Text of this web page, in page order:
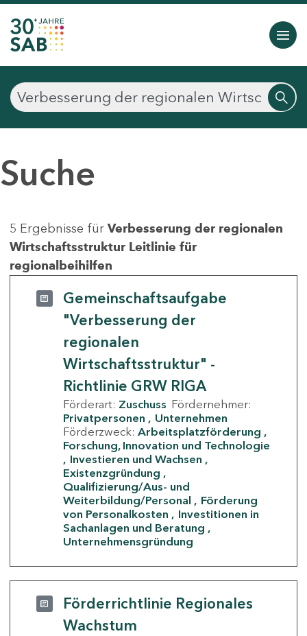
Suche
5 Ergebnisse für Verbesserung der regionalen
Wirtschaftsstruktur Leitlinie für
regionalbeihilfen
Gemeinschaftsaufgabe
"Verbesserung der
regionalen
Wirtschaftsstruktur" -
Richtlinie GRW RIGA
Förderart: Zuschuss Fördernehmer:
Privatpersonen
Unternehmen
Förderzweck: Arbeitsplatzförderung
Forschung, Innovation und Technologie
Investieren und Wachsen
Existenzgründung
Qualifizierung/Aus- und
Weiterbildung/Personal
Förderung
von Personalkosten
Investitionen in
Sachanlagen und Beratung
Unternehmensgründung
Förderrichtlinie Regionales
Wachstum